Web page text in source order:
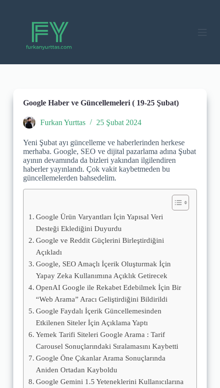
Google Haber ve Güncellemeleri ( 19-25 Şubat)
Furkan Yurttas 25 Şubat 2024
Yeni Şubat ayı güncelleme ve haberlerinden herkese
merhaba. Google, SEO ve dijital pazarlama adına Şubat
ayının devamında da bizleri yakından ilgilendiren
haberler yayınlandı. Çok vakit kaybetmeden bu
güncellemelerden bahsedelim.
Google Ürün Varyantları İçin Yapısal Veri
Desteği Eklediğini Duyurdu
Google ve Reddit Güçlerini Birleştirdiğini
Açıkladı
Google, SEO Amaçlı İçerik Oluşturmak İçin
Yapay Zeka Kullanımına Açıklık Getirecek
OpenAI Google ile Rekabet Edebilmek İçin Bir
“Web Arama” Aracı Geliştirdiğini Bildirildi
Google Faydalı İçerik Güncellemesinden
Etkilenen Siteler İçin Açıklama Yaptı
Yemek Tarifi Siteleri Google Arama : Tarif
Carousel Sonuçlarındaki Sıralamasını Kaybetti
Google Öne Çıkanlar Arama Sonuçlarında
Aniden Ortadan Kayboldu
Google Gemini 1.5 Yeteneklerini Kullanıcılarına